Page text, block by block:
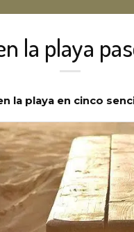
la playa
la playa en cinco